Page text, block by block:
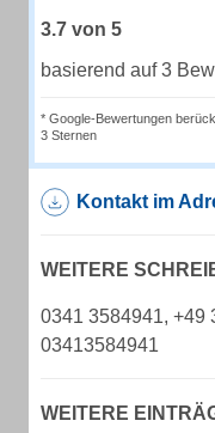
3.7 von 5
basierend auf 3
* Google-Bewertungen
3 Sternen
Kontakt im
WEITERE
0341 3584941, +49
03413584941
WEITERE